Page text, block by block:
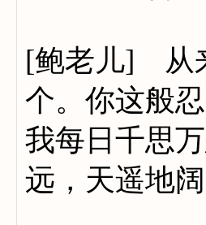
[鲍老儿] 从
个。你这般
我每日千思
远，天遥地